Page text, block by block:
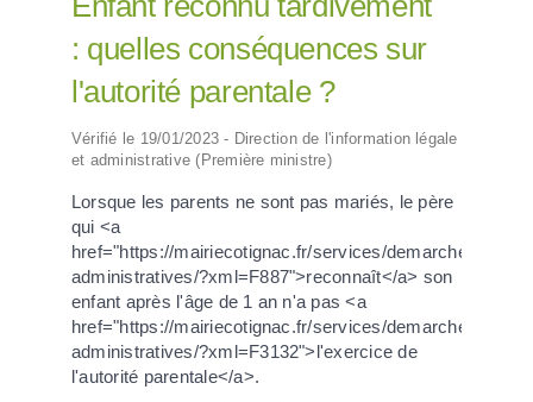
: quelles conséquences sur
l'autorité parentale ?
Vérifié le 19/01/2023 - Direction de l'information légale
et administrative (Première ministre)
Lorsque les parents ne sont pas mariés, le père
qui <a
href="https://mairiecotignac.fr/services/demarches-
administratives/?xml=F887">reconnaît</a> son
enfant après l'âge de 1 an n'a pas <a
href="https://mairiecotignac.fr/services/demarches-
administratives/?xml=F3132">l'exercice de
l'autorité parentale</a>.